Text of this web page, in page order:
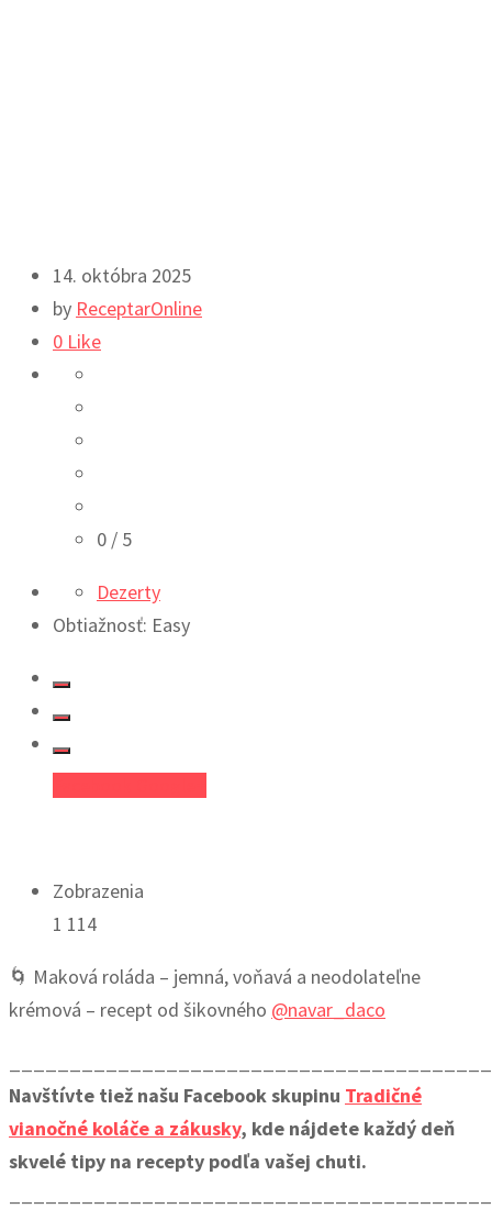
14. októbra 2025
by ReceptarOnline
0 Like
0 / 5
Dezerty
Obtiažnosť: Easy
Zobrazenia
1 114
🌀 Maková roláda – jemná, voňavá a neodolateľne
krémová – recept od šikovného @navar_daco
Navštívte tiež našu Facebook skupinu Tradičné
vianočné koláče a zákusky, kde nájdete každý deň
skvelé tipy na recepty podľa vašej chuti.